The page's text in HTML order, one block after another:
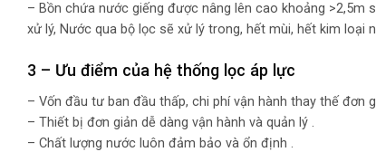
– Bồn chứa nước giếng được nâng lên cao khoảng
xử lý, Nước qua bộ lọc sẽ xử lý trong, hết mùi, hết kim
3 – Ưu điểm của hệ thống lọc áp lực
– Vốn đầu tư ban đầu thấp, chi phí vận hành thay thế đơn
– Thiết bị đơn giản dễ dàng vận hành và quản lý .
– Chất lượng nước luôn đảm bảo và ổn định .